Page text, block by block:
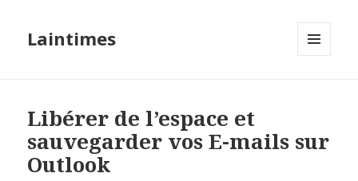
Laintimes
Libérer de l’espace et
sauvegarder vos E-mails sur
Outlook